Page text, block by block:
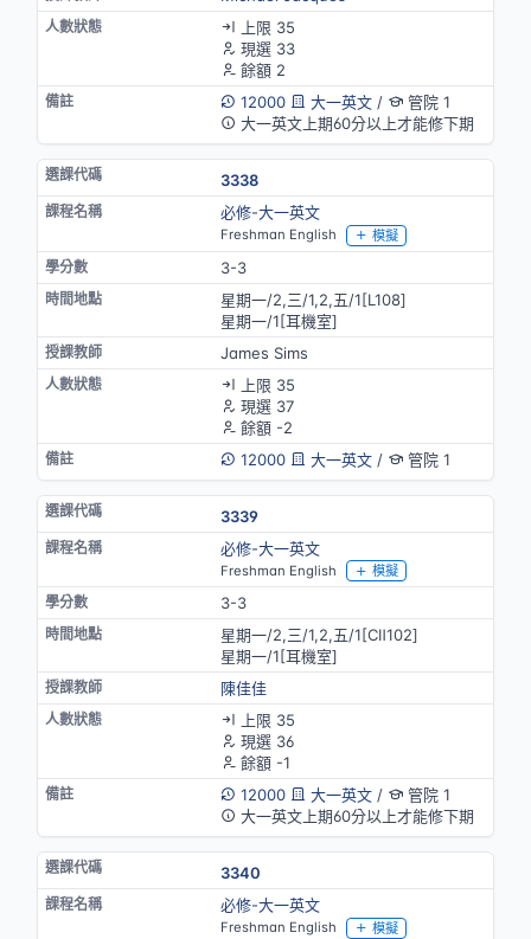
上限 35
現選 33
餘額 2
12000
大一英文/
管院 1
大一英文上期60分以上才能修下期
3338
必修-大一英文
Freshman English 模擬
3-3
星期一/2,三/1,2,五/1[L108]
星期一/1[耳機室]
James Sims
上限 35
現選 37
餘額 -2
12000
大一英文/ 管院 1
3339
必修-大一英文
Freshman English 模擬
3-3
星期一/2,三/1,2,五/1[CⅡ102]
星期一/1[耳機室]
陳佳佳
上限 35
現選 36
餘額 -1
12000
大一英文/
管院 1
大一英文上期60分以上才能修下期
3340
必修-大一英文
Freshman English 模擬